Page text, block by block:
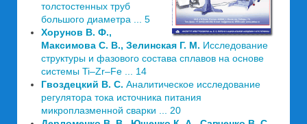
толстостенных труб
большого диаметра ... 5
Хорунов В. Ф.,
Максимова С. В., Зелинская Г. М. Исследование
структуры и фазового состава сплавов на основе
системы Ti–Zr–Fe ... 14
Гвоздецкий В. С. Аналитическое исследование
регулятора тока источника питания
микроплазменной сварки ... 20